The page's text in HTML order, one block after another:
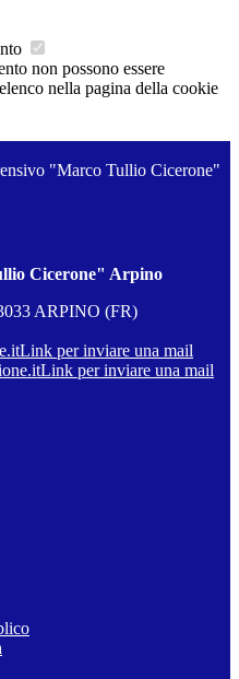
non possono essere
nella pagina della cookie
"Marco Tullio Cicerone"
Cicerone" Arpino
ARPINO (FR)
Link per inviare una mail
Link per inviare una mail